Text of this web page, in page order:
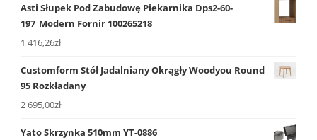
Asti Słupek Pod Zabudowę Piekarnika Dps2-60-
197_Modern Fornir 100265218
1 416,26zł
Customform Stół Jadalniany Okrągły Woodyou Round
95 Rozkładany
2 695,00zł
Yato Skrzynka 510mm YT-0886